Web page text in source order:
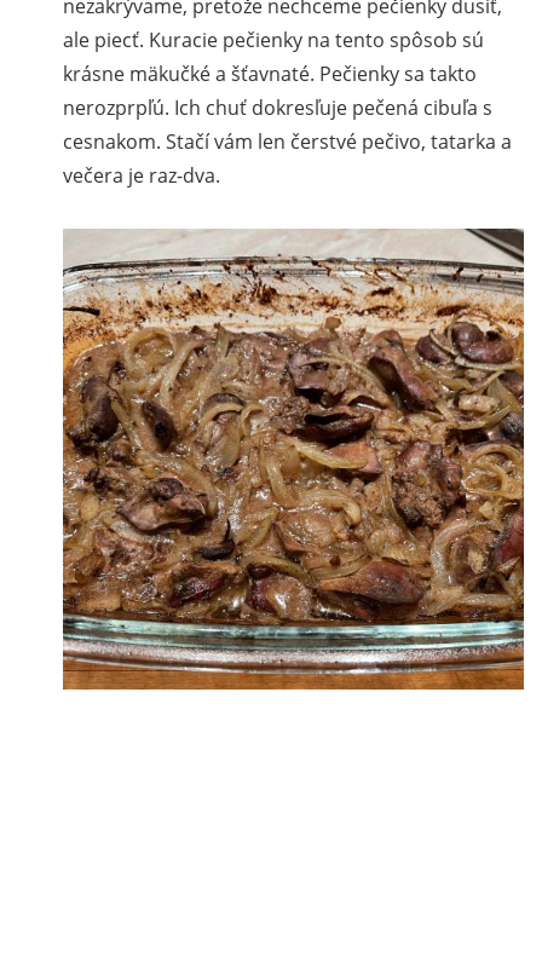
nezakrývame, pretože nechceme pečienky dusiť,
ale piecť. Kuracie pečienky na tento spôsob sú
krásne mäkučké a šťavnaté. Pečienky sa takto
nerozprpľú. Ich chuť dokresľuje pečená cibuľa s
cesnakom. Stačí vám len čerstvé pečivo, tatarka a
večera je raz-dva.